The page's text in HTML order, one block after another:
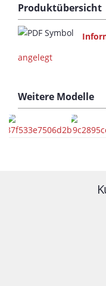
Produktübersicht
angelegt
Weitere Modelle